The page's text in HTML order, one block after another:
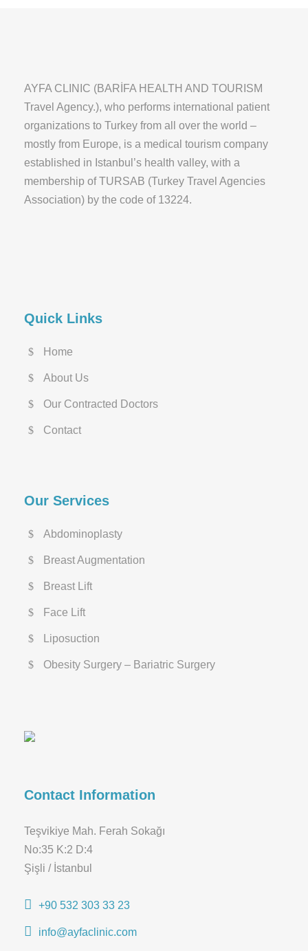
AYFA CLINIC (BARİFA HEALTH AND TOURISM
Travel Agency.), who performs international patient
organizations to Turkey from all over the world –
mostly from Europe, is a medical tourism company
established in Istanbul’s health valley, with a
membership of TURSAB (Turkey Travel Agencies
Association) by the code of 13224.
Quick Links
Home
About Us
Our Contracted Doctors
Contact
Our Services
Abdominoplasty
Breast Augmentation
Breast Lift
Face Lift
Liposuction
Obesity Surgery – Bariatric Surgery
Contact Information
Teşvikiye Mah. Ferah Sokağı
No:35 K:2 D:4
Şişli / İstanbul
+90 532 303 33 23
info@ayfaclinic.com